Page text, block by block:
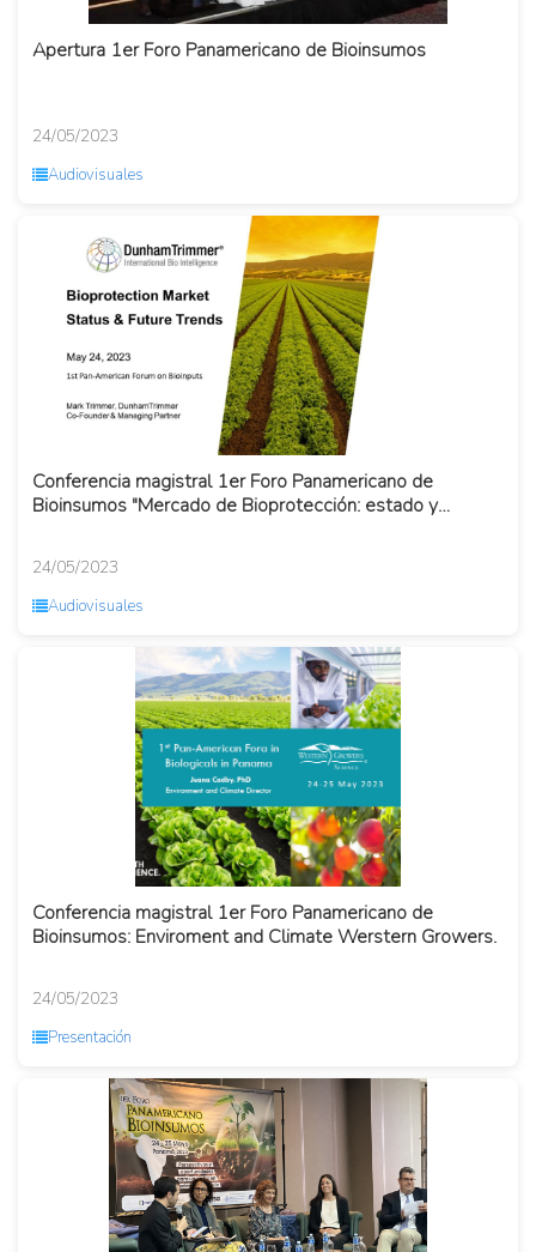
Apertura 1er Foro Panamericano de Bioinsumos
24/05/2023
Audiovisuales
Conferencia magistral 1er Foro Panamericano de
Bioinsumos "Mercado de Bioprotección: estado y
24/05/2023
Audiovisuales
Conferencia magistral 1er Foro Panamericano de
Bioinsumos: Enviroment and Climate Werstern Growers.
24/05/2023
Presentación